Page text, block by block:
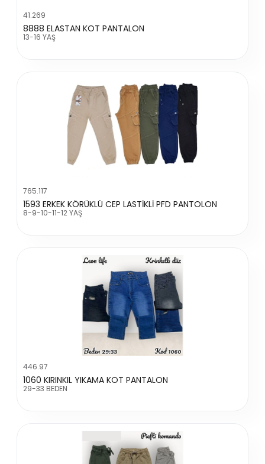
41.269
8888 ELASTAN KOT PANTALON
13-16 YAŞ
765.117
1593 ERKEK KÖRÜKLÜ CEP LASTİKLİ PFD PANTOLON
8-9-10-11-12 YAŞ
446.97
1060 KIRINKIL YIKAMA KOT PANTALON
29-33 BEDEN